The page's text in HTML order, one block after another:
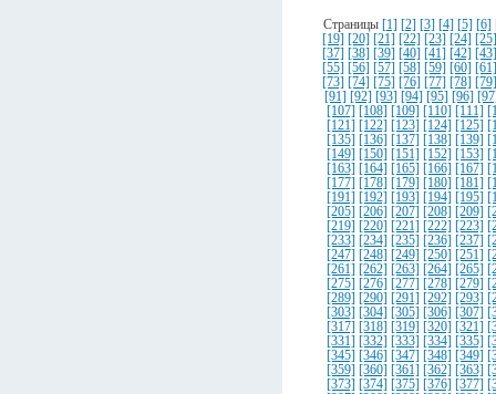
Страницы [1] [2] [3] [4] [5] [6]
[19]
[20] [21] [22] [23] [24]
[25]
[37]
[38] [39] [40] [41] [42]
[43]
[55]
[56] [57] [58] [59] [60]
[61]
[73]
[74] [75] [76] [77] [78]
[79]
[91]
[92] [93] [94] [95] [96]
[107]
[108] [109] [110] [111]
[121]
[122] [123] [124] [125]
[135]
[136] [137] [138] [139]
[149]
[150] [151] [152] [153]
[163]
[164] [165] [166] [167]
[177]
[178] [179] [180] [181]
[191]
[192] [193] [194] [195]
[205]
[206] [207] [208] [209]
[219]
[220] [221] [222] [223]
[233]
[234] [235] [236] [237]
[247]
[248] [249] [250] [251]
[261]
[262] [263] [264] [265]
[275]
[276] [277] [278] [279]
[289]
[290] [291] [292] [293]
[303]
[304] [305] [306] [307]
[317]
[318] [319] [320] [321]
[331]
[332] [333] [334] [335]
[345]
[346] [347] [348] [349]
[359]
[360] [361] [362] [363]
[373]
[374] [375] [376] [377]